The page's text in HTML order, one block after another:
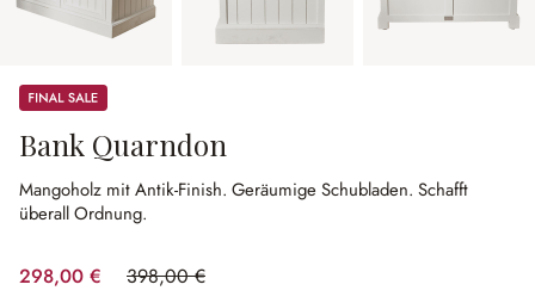
Sale
Bank Quarndon
Mangoholz mit Antik-Finish. Geräumige Schubladen. Schafft
überall Ordnung.
298,00 € 398,00 €
(25.13% gespart)